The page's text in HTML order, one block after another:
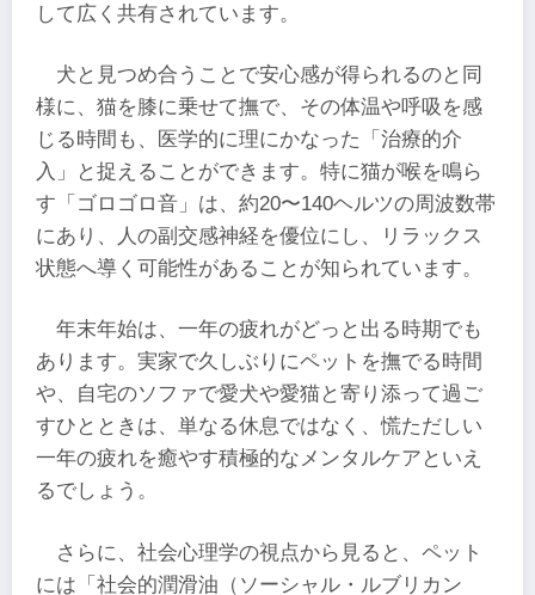
して広く共有されています。
犬と見つめ合うことで安心感が得られるのと同
様に、猫を膝に乗せて撫で、その体温や呼吸を感
じる時間も、医学的に理にかなった「治療的介
入」と捉えることができます。特に猫が喉を鳴ら
す「ゴロゴロ音」は、約20〜140ヘルツの周波数帯
にあり、人の副交感神経を優位にし、リラックス
状態へ導く可能性があることが知られています。
年末年始は、一年の疲れがどっと出る時期でも
あります。実家で久しぶりにペットを撫でる時間
や、自宅のソファで愛犬や愛猫と寄り添って過ご
すひとときは、単なる休息ではなく、慌ただしい
一年の疲れを癒やす積極的なメンタルケアといえ
るでしょう。
さらに、社会心理学の視点から見ると、ペット
には「社会的潤滑油（ソーシャル・ルブリカン